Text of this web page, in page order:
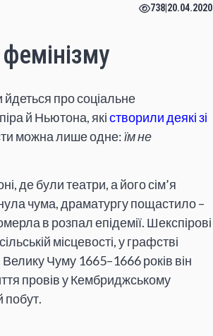
738 20.04.2020
про соціальне
й Ньютона, якістворили деякі зі
можна лише одне:їмне
де були театри, а його сім’я
чума, драматургу пощастило –
в розпал епідемії. Шекспірові
місцевості, у графстві
Чуму 1665–1666 років він
провів у Кембриджському
побут.